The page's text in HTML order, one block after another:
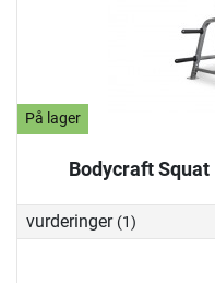
På lager
Bodycraft
vurderinger (1)